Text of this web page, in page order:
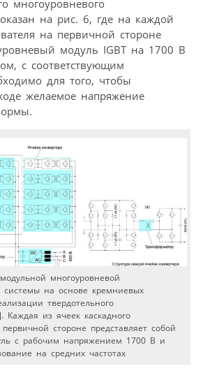
многоуровневого
на рис. 6, где на каждой
на первичной стороне
модуль IGBT на 1700 В
с соответствующим
для того, чтобы
желаемое напряжение
многоуровневой
системы на основе кремниевых
твердотельного
Каждая из ячеек каскадного
стороне представляет собой
с рабочим напряжением 1700 В и
на средних частотах